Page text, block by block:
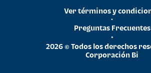
2026 © Todos los derechos
Corporación Bi
•
Preguntas Frecuentes
•
Ver términos y